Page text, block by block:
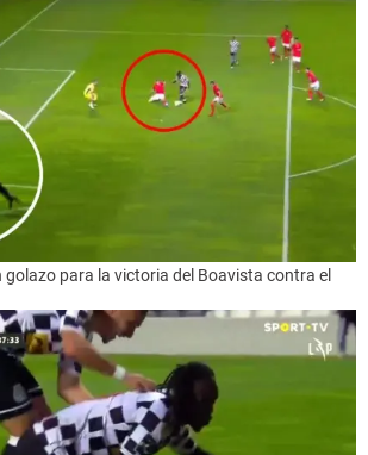
golazo para la victoria del Boavista contra el